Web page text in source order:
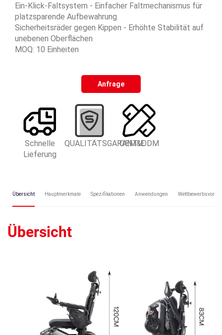
Ein-Klick-Faltsystem - Einfacher Faltmechanismus für
platzsparende Aufbewahrung
Sicherheitsräder gegen Kippen - Erhöhte Stabilität auf
unebenen Oberflächen
MOQ: 10 Einheiten
Anfrage
Schnelle
Lieferung
QUALITÄTSGARANTIE
OEM&ODM
Übersicht Hauptmerkmale Spezifikationen Anwendungen
Übersicht